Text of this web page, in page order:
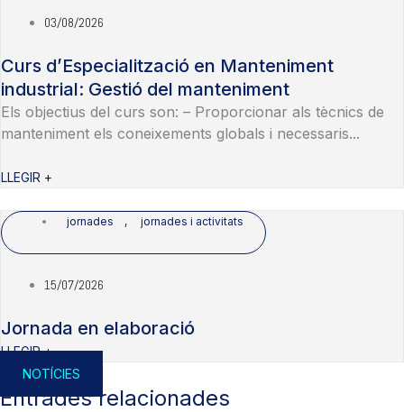
03/08/2026
Curs d’Especialització en Manteniment
industrial: Gestió del manteniment
Els objectius del curs son: – Proporcionar als tècnics de
manteniment els coneixements globals i necessaris...
LLEGIR +
jornades , jornades i activitats
15/07/2026
Jornada en elaboració
LLEGIR +
NOTÍCIES
Entrades relacionades